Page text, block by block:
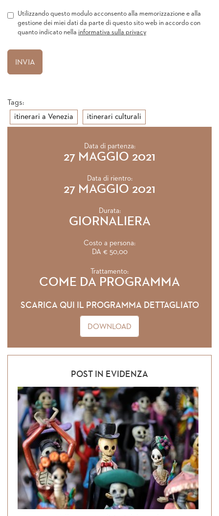
Utilizzando questo modulo acconsento alla memorizzazione e alla
gestione dei miei dati da parte di questo sito web in accordo con
quanto indicato nella informativa sulla privacy
Tags:
itinerari a Venezia
itinerari culturali
Data di partenza:
27 MAGGIO 2021
Data di rientro:
27 MAGGIO 2021
Durata:
GIORNALIERA
Costo a persona:
DA € 50,00
Trattamento:
COME DA PROGRAMMA
SCARICA QUI IL PROGRAMMA DETTAGLIATO
DOWNLOAD
POST IN EVIDENZA